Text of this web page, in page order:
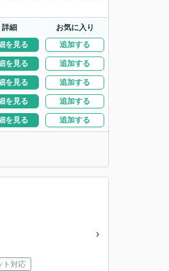
詳細 お気に入り
を見る 追加する
を見る 追加する
を見る 追加する
を見る 追加する
を見る 追加する
ト対応